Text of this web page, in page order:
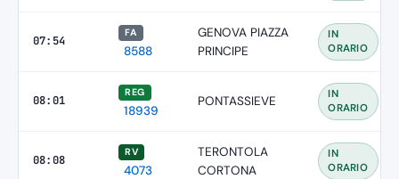
07:54
FA
8588
GENOVA PIAZZA
PRINCIPE
IN
ORARIO
08:01
REG
18939
PONTASSIEVE
IN
ORARIO
08:08
RV
4073
TERONTOLA
CORTONA
IN
ORARIO